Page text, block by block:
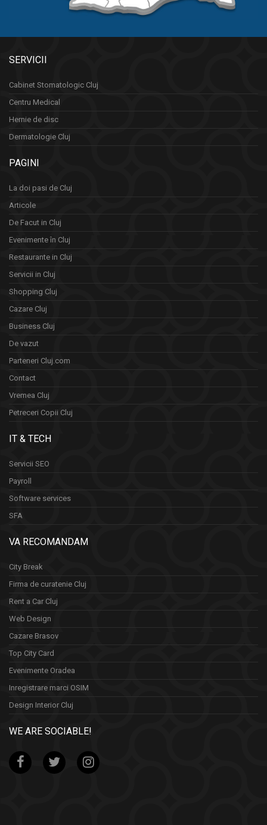
SERVICII
Cabinet Stomatologic Cluj
Centru Medical
Hernie de disc
Dermatologie Cluj
PAGINI
La doi pasi de Cluj
Articole
De Facut in Cluj
Evenimente în Cluj
Restaurante in Cluj
Servicii in Cluj
Shopping Cluj
Cazare Cluj
Business Cluj
De vazut
Parteneri Cluj.com
Contact
Vremea Cluj
Petreceri Copii Cluj
IT & TECH
Servicii SEO
Payroll
Software services
SFA
VA RECOMANDAM
City Break
Firma de curatenie Cluj
Rent a Car Cluj
Web Design
Cazare Brasov
Top City Card
Evenimente Oradea
Inregistrare marci OSIM
Design Interior Cluj
WE ARE SOCIABLE!